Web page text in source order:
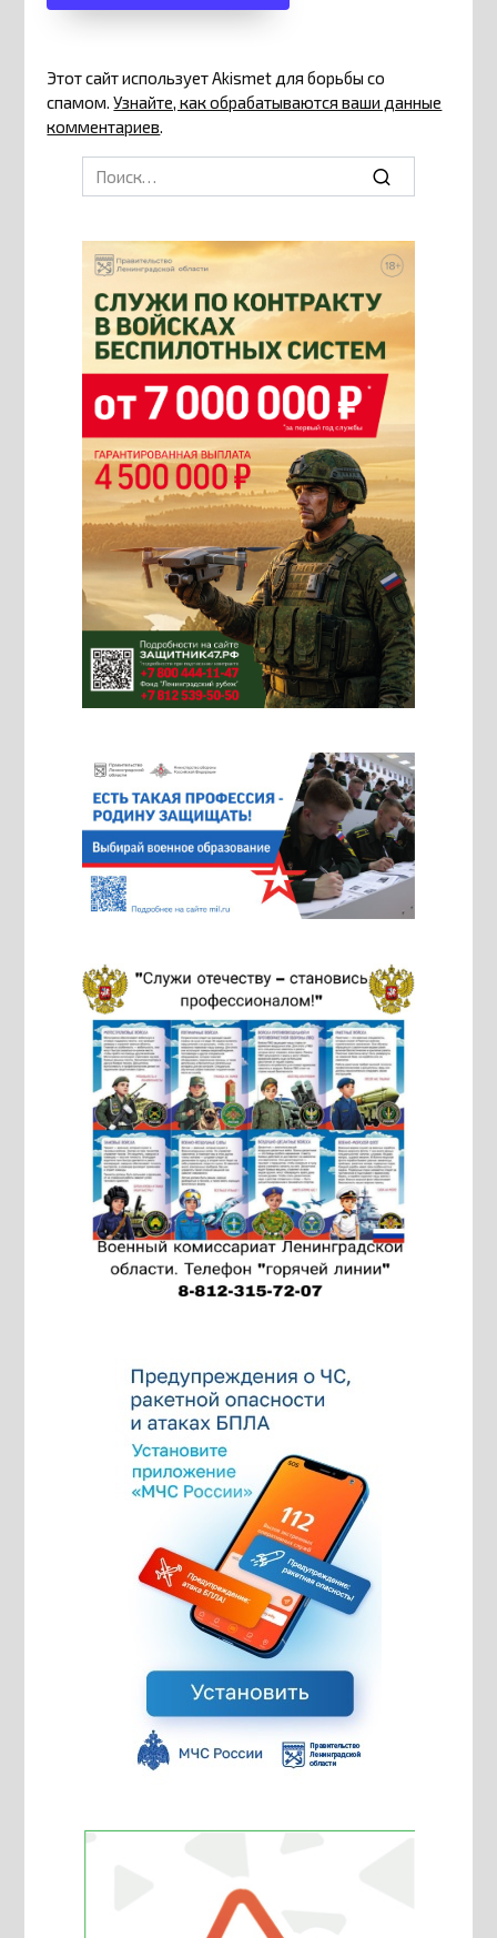
Этот сайт использует Akismet для борьбы со
спамом.Узнайте, как обрабатываются ваши данные
комментариев.
Search
for: